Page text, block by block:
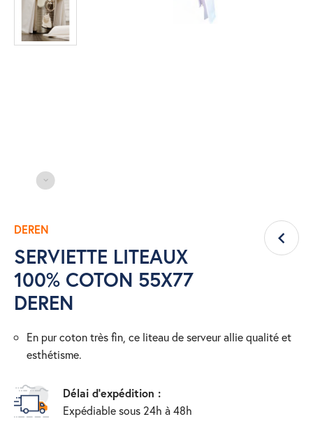
DEREN
SERVIETTE LITEAUX
100% COTON 55X77
DEREN
en pur coton très fin, ce liteau de serveur allie qualité et
esthétisme.
Délai d'expédition :
Expédiable sous 24h à 48h